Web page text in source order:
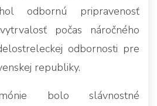
odbornú pripravenosť
počas náročného
odbornosti pre
republiky.
bolo slávnostné